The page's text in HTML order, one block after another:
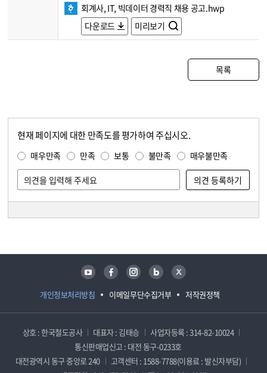
회계사, IT, 빅데이터 경력직 채용 공고.hwp
다운로드
미리보기
목록
현재 페이지에 대한 만족도를 평가하여 주십시오.
매우만족 만족 보통 불만족 매우불만족
개인정보처리방침 이메일무단수집거부 저작권정책
유튜브 페이스북 인스타그램 블로그 트위터
상호 : 한국철도공사 대표자 : 김태승
사업자등록 : 314-82-10024
통신판매업신고 : 대전 동구-0233호
대전광역시 동구 중앙로 240
고객센터 : 1588-7788(이용료 : 발신자부담)